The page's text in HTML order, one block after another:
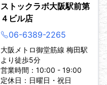
ストックラボ大阪駅前第
４ビル店
06-6389-2265
大阪メトロ御堂筋線 梅田駅
より徒歩5分
営業時間：10:00 - 19:00
定休日：日曜日・祝日